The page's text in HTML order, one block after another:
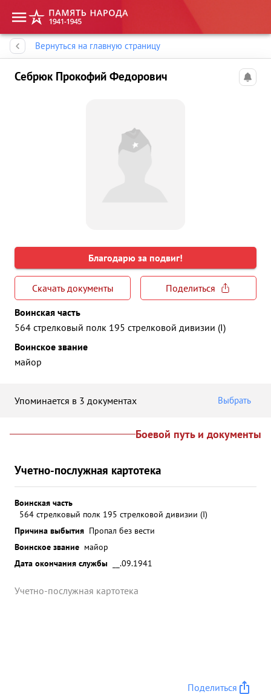
Вернуться на главную страницу
Себрюк Прокофий Федорович
Благодарю за подвиг!
Скачать документы
Поделиться
Воинская часть
564 стрелковый полк 195 стрелковой дивизии (I)
Воинское звание
майор
Упоминается в 3 документах Выбрать
Боевой путь и документы
Учетно-послужная картотека
Воинская часть
564 стрелковый полк 195 стрелковой дивизии (I)
Причина выбытия Пропал без вести
Воинское звание майор
Дата окончания службы
__.09.1941
Учетно-послужная картотека
Поделиться
Память народа